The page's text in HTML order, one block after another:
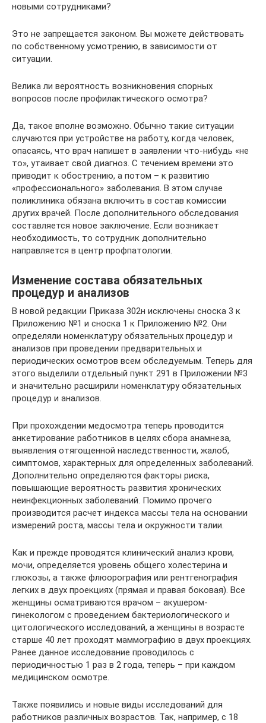
новыми сотрудниками?
Это не запрещается законом. Вы можете действовать
по собственному усмотрению, в зависимости от
ситуации.
Велика ли вероятность возникновения спорных
вопросов после профилактического осмотра?
Да, такое вполне возможно. Обычно такие ситуации
случаются при устройстве на работу, когда человек,
опасаясь, что врач напишет в заявлении что-нибудь «не
то», утаивает свой диагноз. С течением времени это
приводит к обострению, а потом – к развитию
«профессионального» заболевания. В этом случае
поликлиника обязана включить в состав комиссии
других врачей. После дополнительного обследования
составляется новое заключение. Если возникает
необходимость, то сотрудник дополнительно
направляется в центр профпатологии.
Изменение состава обязательных
процедур и анализов
В новой редакции Приказа 302н исключены сноска 3 к
Приложению №1 и сноска 1 к Приложению №2. Они
определяли номенклатуру обязательных процедур и
анализов при проведении предварительных и
периодических осмотров всем обследуемым. Теперь для
этого выделили отдельный пункт 291 в Приложении №3
и значительно расширили номенклатуру обязательных
процедур и анализов.
При прохождении медосмотра теперь проводится
анкетирование работников в целях сбора анамнеза,
выявления отягощенной наследственности, жалоб,
симптомов, характерных для определенных заболеваний.
Дополнительно определяются факторы риска,
повышающие вероятность развития хронических
неинфекционных заболеваний. Помимо прочего
производится расчет индекса массы тела на основании
измерений роста, массы тела и окружности талии.
Как и прежде проводятся клинический анализ крови,
мочи, определяется уровень общего холестерина и
глюкозы, а также флюорография или рентгенография
легких в двух проекциях (прямая и правая боковая). Все
женщины осматриваются врачом – акушером-
гинекологом с проведением бактериологического и
цитологического исследований, а женщины в возрасте
старше 40 лет проходят маммографию в двух проекциях.
Ранее данное исследование проводилось с
периодичностью 1 раз в 2 года, теперь – при каждом
медицинском осмотре.
Также появились и новые виды исследований для
работников различных возрастов. Так, например, с 18